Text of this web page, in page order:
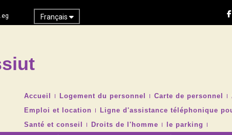
Français
TOP
NAVIGATION
MENU
Accueil Logement du personnel Carte de personnel
Emploi et location
Ligne d'assistance téléphonique
Santé et conseil
Droits de l'homme le parking